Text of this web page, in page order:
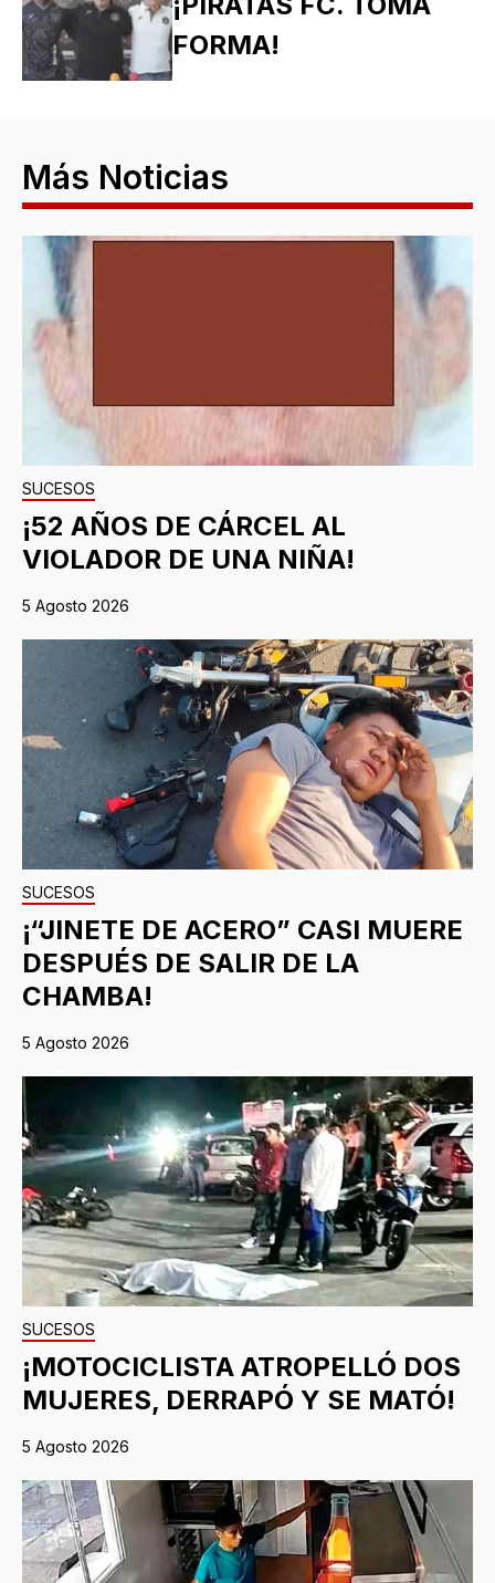
FORMA!
Más Noticias
SUCESOS
¡52 AÑOS DE CÁRCEL AL
VIOLADOR DE UNA NIÑA!
5 Agosto 2026
SUCESOS
¡“JINETE DE ACERO” CASI MUERE
DESPUÉS DE SALIR DE LA
CHAMBA!
5 Agosto 2026
SUCESOS
¡MOTOCICLISTA ATROPELLÓ DOS
MUJERES, DERRAPÓ Y SE MATÓ!
5 Agosto 2026